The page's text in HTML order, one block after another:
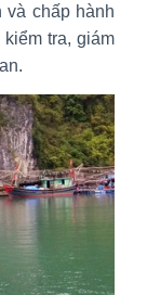
và chấp hành
tra, giám